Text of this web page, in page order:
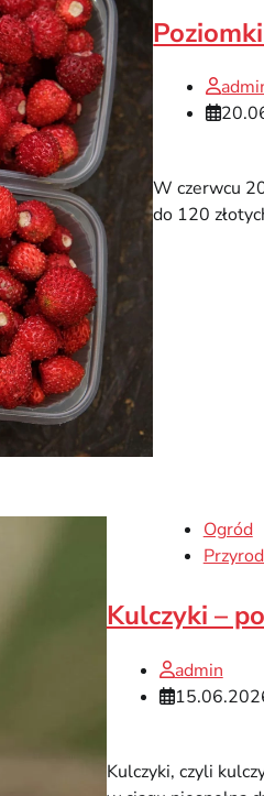
W czerwcu
do 120
Ogród
Kulczyki –
admin
Kulczyki, czyli